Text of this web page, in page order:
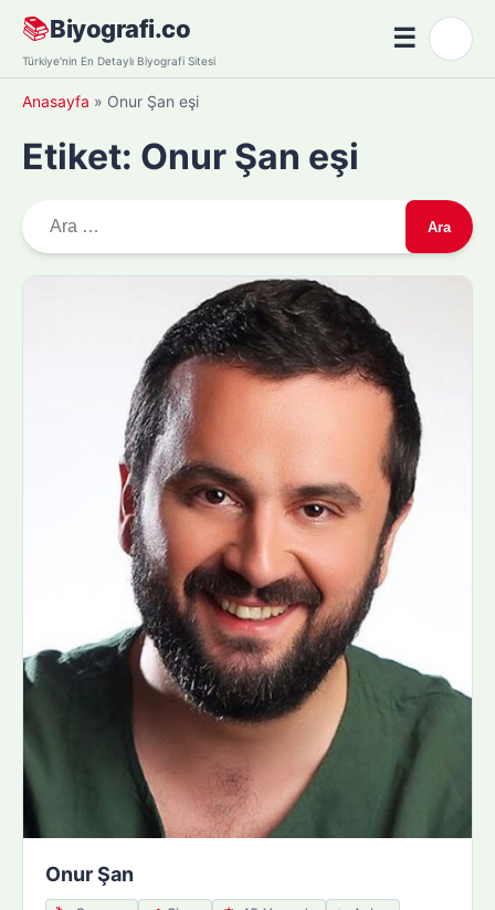
Skip
content
📚Biyografi.co
Türkiye'nin En Detaylı Biyografi Sitesi
☰Menü
Anasayfa » Onur Şan eşi
Etiket: Onur Şan eşi
r
Onur Şan